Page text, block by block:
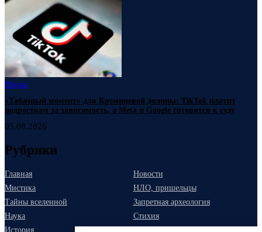
Наука
«Табачный момент» для Кремниевой долины: TikTok платит
подросткам за зависимость, а Meta и Google готовятся к суду
05.08.2026
Рубрики
Главная
Новости
Мистика
НЛО, пришельцы
Тайны вселенной
Запретная археология
Наука
Стихия
История
Гороскоп 2026